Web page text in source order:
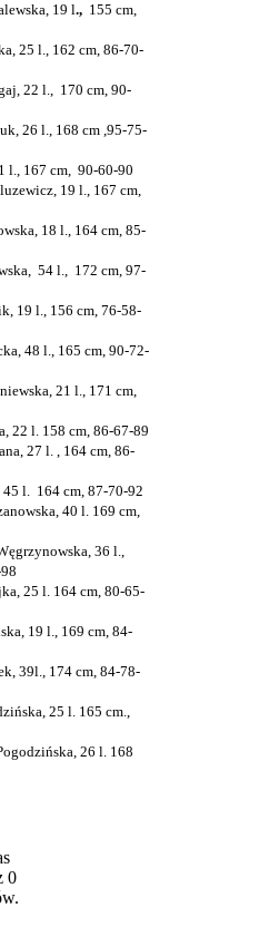
19 l., 155 cm,
25 l., 162 cm, 86-70-
22 l., 170 cm, 90-
26 l., 168 cm ,95-75-
l., 167 cm, 90-60-90
19 l., 167 cm,
18 l., 164 cm, 85-
54 l., 172 cm, 97-
19 l., 156 cm, 76-58-
48 l., 165 cm, 90-72-
21 l., 171 cm,
22 l. 158 cm, 86-67-89
27 l. , 164 cm, 86-
45 l. 164 cm, 87-70-92
40 l. 169 cm,
36 l.,
25 l. 164 cm, 80-65-
19 l., 169 cm, 84-
39l., 174 cm, 84-78-
25 l. 165 cm.,
26 l. 168
0